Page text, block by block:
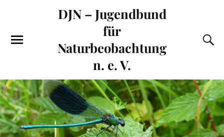
DJN – Jugendbund
für
Naturbeobachtung
n. e. V.